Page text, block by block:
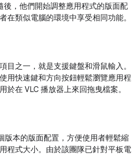
後，他們開始調整應用程式的版面配
在類似電腦的環境中享受相同功能。
目之一，就是支援鍵盤和滑鼠輸入。
用快速鍵和方向按鈕輕鬆瀏覽應用程
於在 VLC 播放器上來回拖曳檔案。
版本的版面配置，方便使用者輕鬆縮
程式大小。由於該團隊已針對平板電